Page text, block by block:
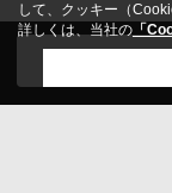
こちらの
して、クッキー（
詳しくは、当社の 「